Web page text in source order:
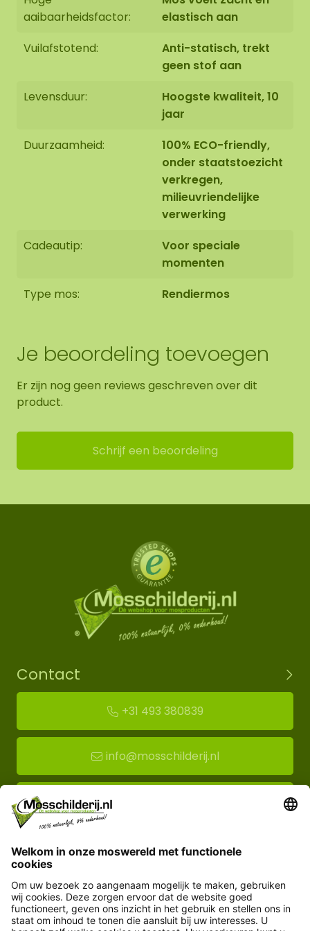
aaibaarheidsfactor:
elastisch aan
Vuilafstotend:
Anti-statisch, trekt
geen stof aan
Levensduur:
Hoogste kwaliteit, 10
jaar
Duurzaamheid:
100% ECO-friendly,
onder staatstoezicht
verkregen,
milieuvriendelijke
verwerking
Cadeautip:
Voor speciale
momenten
Type mos:
Rendiermos
Je beoordeling toevoegen
Er zijn nog geen reviews geschreven over dit
product.
Schrijf een beoordeling
Contact
+31 493 380839
info@mosschilderij.nl
Route naar mos-showroom
Florapark 14
Klantenservice